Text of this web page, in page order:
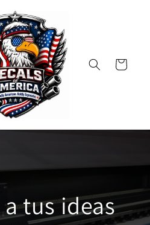
Carrito
tus ideas